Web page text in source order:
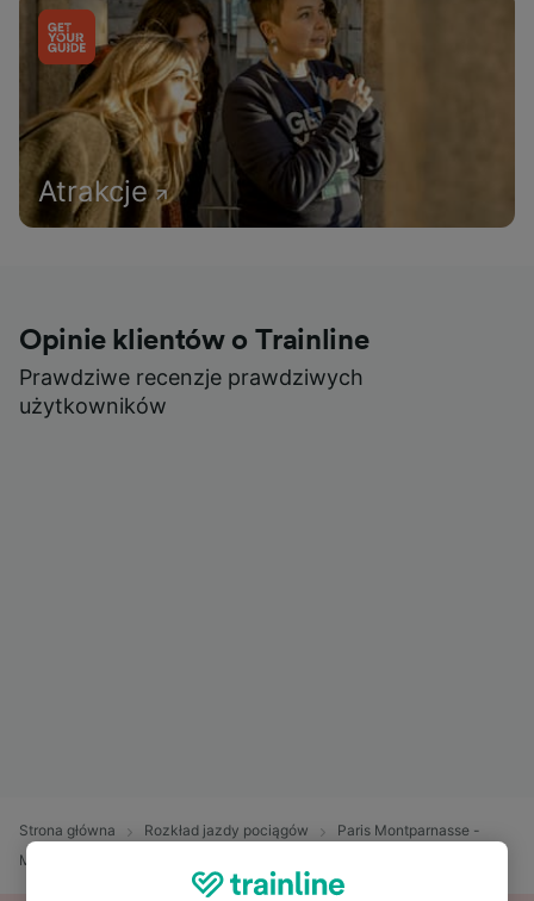
Atrakcje
Opinie klientów o Trainline
Prawdziwe recenzje prawdziwych
użytkowników
Strona główna Rozkład jazdy pociągów
Paris Montparnasse -
Marsylia St Charles